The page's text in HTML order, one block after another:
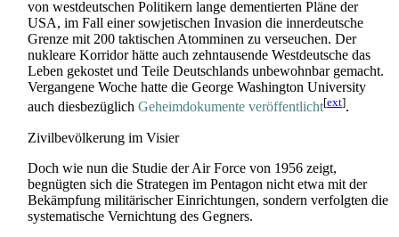
von west­deutschen Politikern lange dementierten Pläne der
USA, im Fall einer sowjetischen Invasion die inner­deutsche
Grenze mit 200 taktischen Atomminen zu verseuchen. Der
nukleare Korridor hätte auch zehn­tausende West­deutsche das
Leben gekostet und Teile Deutschlands unbewohnbar gemacht.
Vergangene Woche hatte die George Washington University
auch diesbezüglich Geheimdokumente veröffentlicht[ext].
Zivilbevölkerung im Visier
Doch wie nun die Studie der Air Force von 1956 zeigt,
begnügten sich die Strategen im Pentagon nicht etwa mit der
Bekämpfung militärischer Einrichtungen, sondern verfolgten die
systematische Vernichtung des Gegners.